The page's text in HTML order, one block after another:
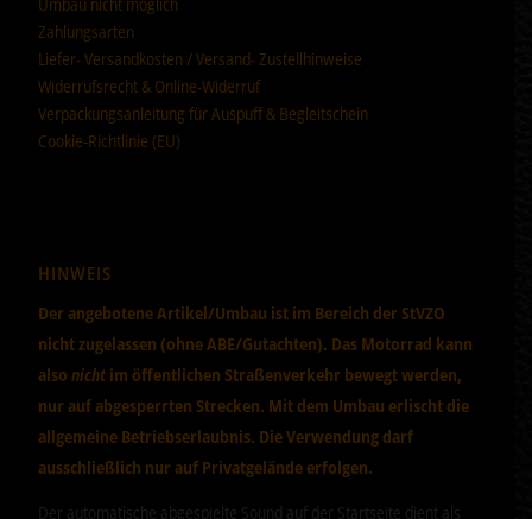
Zahlungsarten
Liefer- Versandkosten / Versand- Zustellhinweise
Widerrufsrecht & Online-Widerruf
Verpackungsanleitung für Auspuff & Begleitschein
Cookie-Richtlinie (EU)
HINWEIS
Der angebotene Artikel/Umbau ist im Bereich der StVZO
nicht zugelassen (ohne ABE/Gutachten). Das Motorrad kann
alsonicht im öffentlichen Straßenverkehr bewegt werden,
nur auf abgesperrten Strecken. Mit dem Umbau erlischt die
allgemeine Betriebserlaubnis. Die Verwendung darf
ausschließlich nur auf Privatgelände erfolgen.
Der automatische abgespielte Sound auf der Startseite dient als